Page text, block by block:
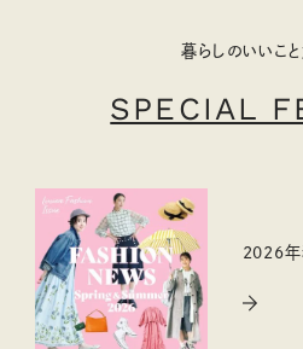
暮らしのいいこと
SPECIAL
2026年